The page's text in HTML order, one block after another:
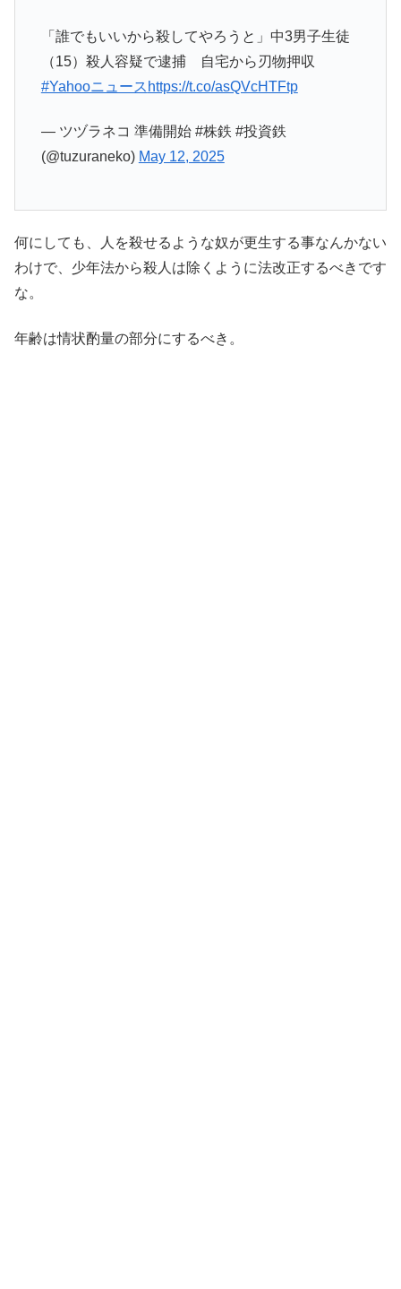
「誰でもいいから殺してやろうと」中3男子生徒
（15）殺人容疑で逮捕 自宅から刃物押収
#Yahooニュース https://t.co/asQVcHTFtp
— ツヅラネコ 準備開始 #株鉄 #投資鉄
(@tuzuraneko) May 12, 2025
何にしても、人を殺せるような奴が更生する事なんかない
わけで、少年法から殺人は除くように法改正するべきです
な。
年齢は情状酌量の部分にするべき。